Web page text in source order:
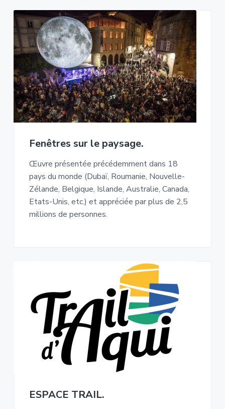
Fenêtres sur le paysage.
Œuvre présentée précédemment dans 18
pays du monde (Dubaï, Roumanie, Nouvelle-
Zélande, Belgique, Islande, Australie, Canada,
Etats-Unis, etc.) et appréciée par plus de 2,5
millions de personnes.
ESPACE TRAIL.